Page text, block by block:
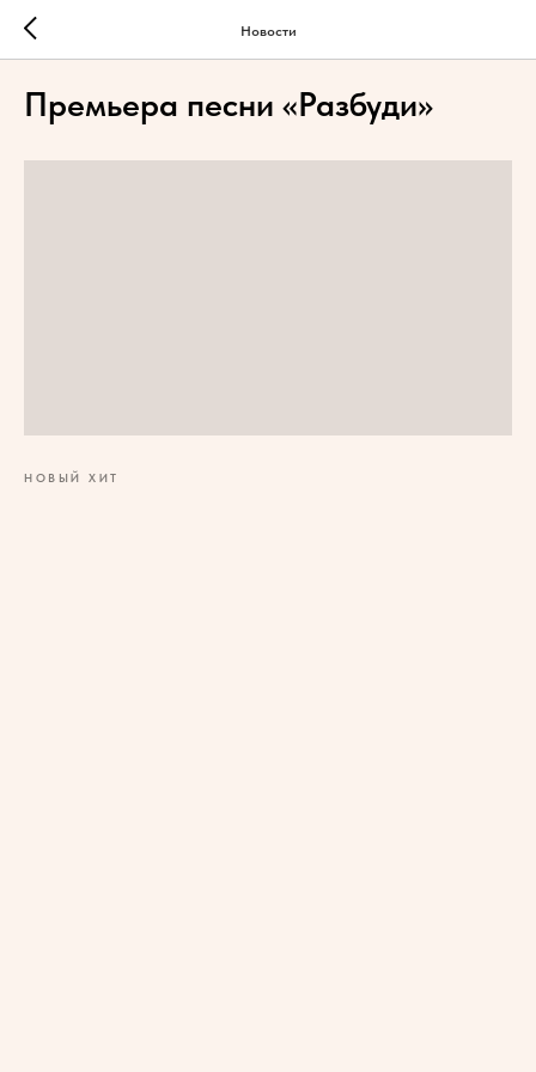
Новости
Премьера песни «Разбуди»
НОВЫЙ ХИТ